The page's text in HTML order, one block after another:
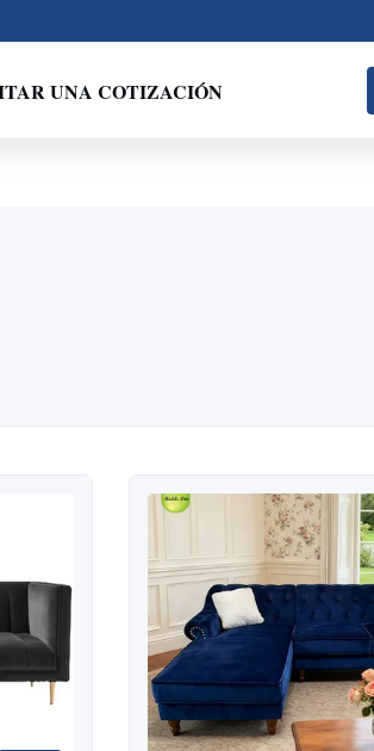
UNA COTIZACIÓN